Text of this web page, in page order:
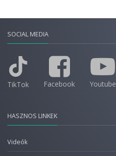
SOCIAL MEDIA
TikTok Facebook Youtube
HASZNOS LINKEK
Videók